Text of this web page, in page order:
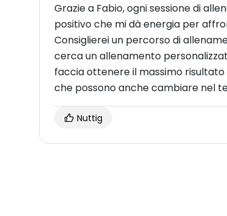
Grazie a Fabio, ogni sessione di
positivo che mi dà energia per
Consiglierei un percorso di
cerca un allenamento
faccia ottenere il massimo
che possono anche cambiare nel
Nuttig